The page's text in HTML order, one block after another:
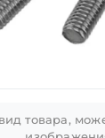
товара,